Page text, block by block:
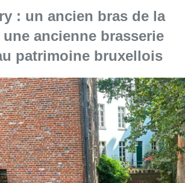
: un ancien bras de la
une ancienne brasserie
patrimoine bruxellois